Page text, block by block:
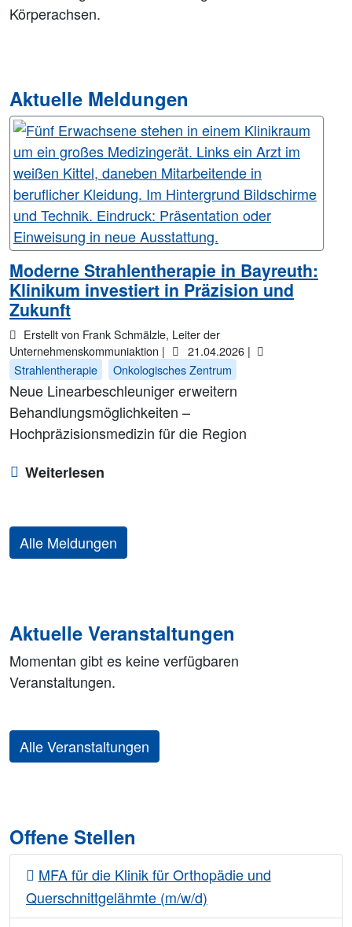
Aktuelle Meldungen
Moderne Strahlentherapie in Bayreuth:
Klinikum investiert in Präzision und
Zukunft
Erstellt von Frank Schmälzle, Leiter der
Unternehmenskommuniaktion |
21.04.2026 |
Strahlentherapie
Onkologisches Zentrum
Neue Linearbeschleuniger erweitern
Behandlungsmöglichkeiten –
Hochpräzisionsmedizin für die Region
Weiterlesen
Alle Meldungen
Aktuelle Veranstaltungen
Momentan gibt es keine verfügbaren
Veranstaltungen.
Alle Veranstaltungen
Offene Stellen
MFA für die Klinik für Orthopädie und
Querschnittgelähmte (m/w/d)